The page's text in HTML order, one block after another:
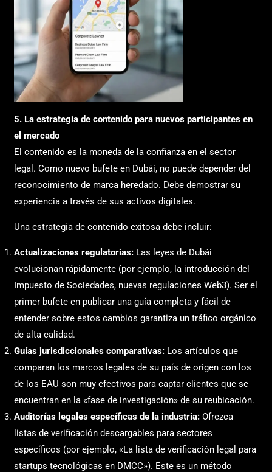
5. La estrategia de contenido para nuevos participantes en
el mercado
El contenido es la moneda de la confianza en el sector
legal. Como nuevo bufete en Dubái, no puede depender del
reconocimiento de marca heredado. Debe demostrar su
experiencia a través de sus activos digitales.
Una estrategia de contenido exitosa debe incluir:
Actualizaciones regulatorias: Las leyes de Dubái
evolucionan rápidamente (por ejemplo, la introducción del
Impuesto de Sociedades, nuevas regulaciones Web3). Ser el
primer bufete en publicar una guía completa y fácil de
entender sobre estos cambios garantiza un tráfico orgánico
de alta calidad.
Guías jurisdiccionales comparativas: Los artículos que
comparan los marcos legales de su país de origen con los
de los EAU son muy efectivos para captar clientes que se
encuentran en la «fase de investigación» de su reubicación.
Auditorías legales específicas de la industria: Ofrezca
listas de verificación descargables para sectores
específicos (por ejemplo, «La lista de verificación legal para
startups tecnológicas en DMCC»). Este es un método